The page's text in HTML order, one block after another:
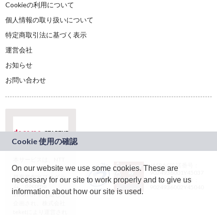
Cookieの利用について
個人情報の取り扱いについて
特定商取引法に基づく表示
運営会社
お知らせ
お問い合わせ
ドコモグループの新
規事業創出プログラ
ム「docomo
STARTUP」を通じて
JASRAC許諾番号：
9024936001Y45037
JASRAC許諾番号：
On our website we use some cookies. These are
necessary for our site to work properly and to give us
information about how our site is used.